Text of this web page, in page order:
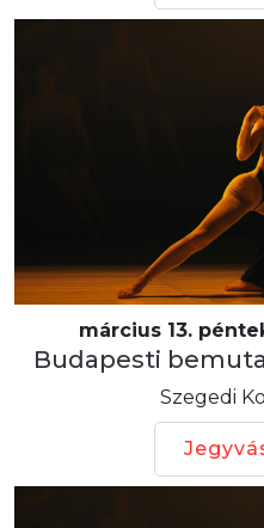
március 13.
Budapesti
Szegedi